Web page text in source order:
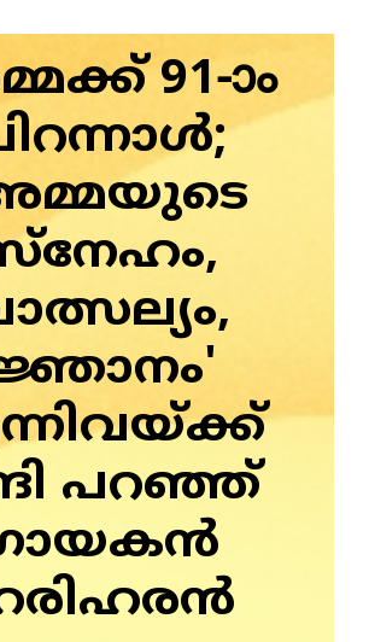
91-ാം
പറഞ്ഞ്